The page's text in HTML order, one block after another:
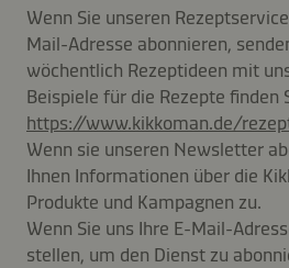
Wenn Sie unseren
Mail-Adresse abonnieren,
wöchentlich Rezeptideen mit
Beispiele für die Rezepte finden
https://www.kikkoman.de/
Wenn sie unseren Newsletter
Ihnen Informationen über die
Produkte und Kampagnen zu.
Wenn Sie uns Ihre E-Mail-
stellen, um den Dienst zu